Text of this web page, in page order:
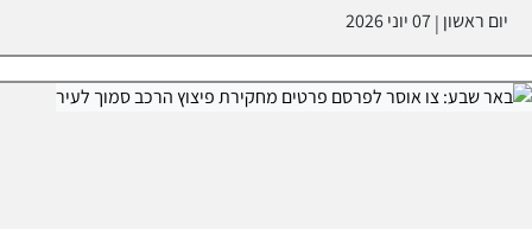
יום ראשון |07 יוני 2026